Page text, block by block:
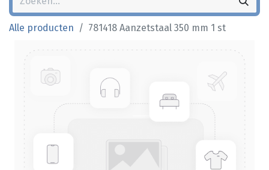
Alle producten 781418 Aanzetstaal 350 mm 1 st